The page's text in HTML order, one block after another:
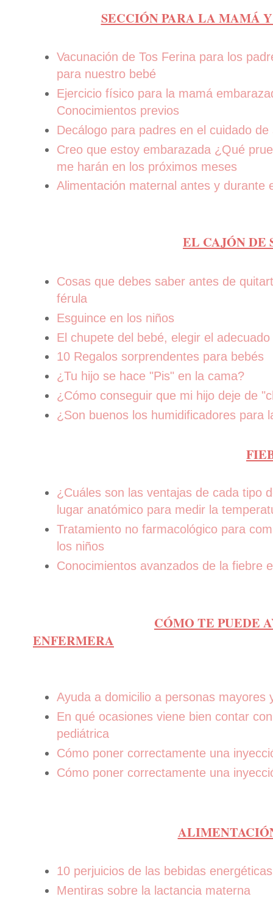
SECCIÓN PARA LA MAMÁ
Vacunación de Tos Ferina para los
para nuestro bebé
Ejercicio físico para la mamá
Conocimientos previos
Decálogo para padres en el cuidado de
Creo que estoy embarazada ¿Qué
me harán en los próximos meses
Alimentación maternal antes y durante
EL CAJÓN DE
Cosas que debes saber antes de
férula
Esguince en los niños
El chupete del bebé, elegir el adecuado
10 Regalos sorprendentes para bebés
¿Tu hijo se hace "Pis" en la cama?
¿Cómo conseguir que mi hijo deje de
¿Son buenos los humidificadores para
¿Cuáles son las ventajas de cada tipo
lugar anatómico para medir la
Tratamiento no farmacológico para
los niños
Conocimientos avanzados de la fiebre
CÓMO TE PUEDE
ENFERMERA
Ayuda a domicilio a personas mayores
En qué ocasiones viene bien contar
pediátrica
Cómo poner correctamente una
Cómo poner correctamente una
10 perjuicios de las bebidas
Mentiras sobre la lactancia materna